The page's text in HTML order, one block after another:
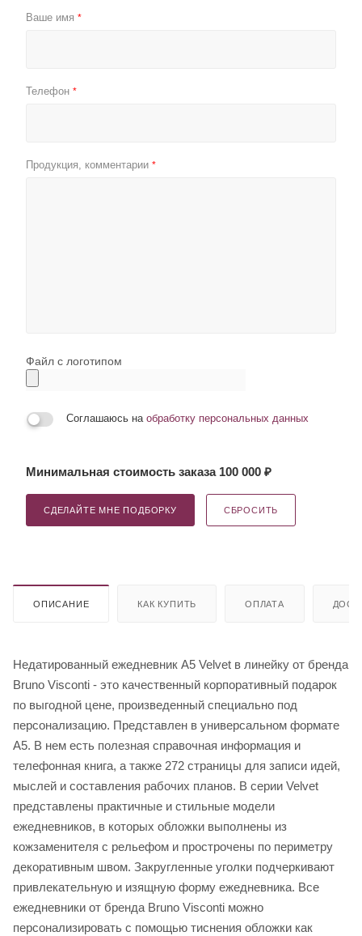
Ваше имя *
Телефон *
Продукция, комментарии *
Файл с логотипом
Соглашаюсь на обработку персональных данных
Минимальная стоимость заказа 100 000 ₽
СДЕЛАЙТЕ МНЕ ПОДБОРКУ СБРОСИТЬ
ОПИСАНИЕ КАК КУПИТЬ ОПЛАТА
Недатированный ежедневник A5 Velvet в линейку от бренда
Bruno Visconti - это качественный корпоративный подарок
по выгодной цене, произведенный специально под
персонализацию. Представлен в универсальном формате
А5. В нем есть полезная справочная информация и
телефонная книга, а также 272 страницы для записи идей,
мыслей и составления рабочих планов. В серии Velvet
представлены практичные и стильные модели
ежедневников, в которых обложки выполнены из
кожзаменителя с рельефом и прострочены по периметру
декоративным швом. Закругленные уголки подчеркивают
привлекательную и изящную форму ежедневника. Все
ежедневники от бренда Bruno Visconti можно
персонализировать с помощью тиснения обложки как